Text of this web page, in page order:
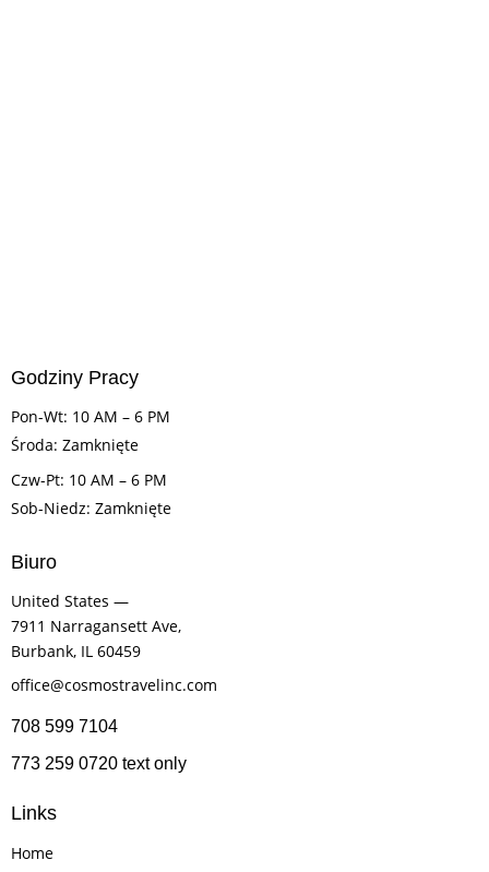
Godziny Pracy
Pon-Wt: 10 AM – 6 PM
Środa: Zamknięte
Czw-Pt: 10 AM – 6 PM
Sob-Niedz: Zamknięte
Biuro
United States —
7911 Narragansett Ave,
Burbank, IL 60459
office@cosmostravelinc.com
708 599 7104
773 259 0720 text only
Links
Home